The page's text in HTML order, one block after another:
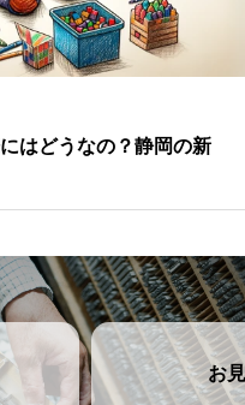
はどうなの？静岡の新
お